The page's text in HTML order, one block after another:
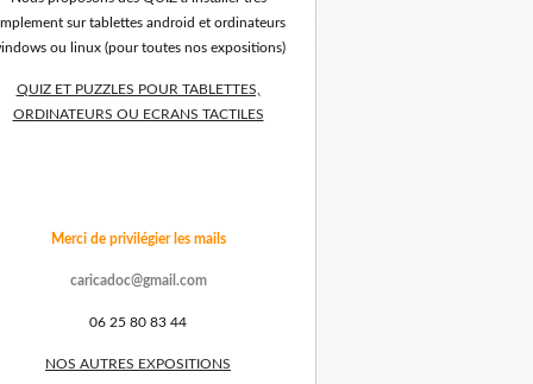
sur tablettes android et ordinateurs
ou linux (pour toutes nos expositions)
QUIZ ET PUZZLES POUR TABLETTES,
ORDINATEURS OU ECRANS TACTILES
Merci de privilégier les mails
caricadoc@gmail.com
06 25 80 83 44
NOS AUTRES EXPOSITIONS